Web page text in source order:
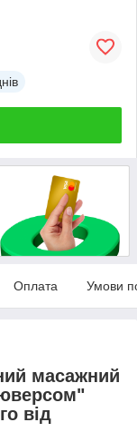
Оплата Умови
масажний
від